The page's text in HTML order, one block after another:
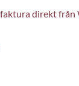
direkt från